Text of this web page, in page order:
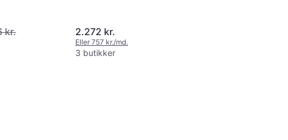
kr. 2.272 kr.
Eller 757 kr./md.
3 butikker